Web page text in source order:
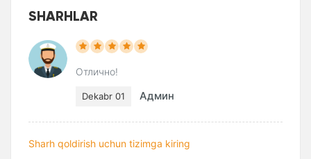
SHARHLAR
Отлично!
Dekabr 01 Админ
Sharh qoldirish uchun tizimga kiring